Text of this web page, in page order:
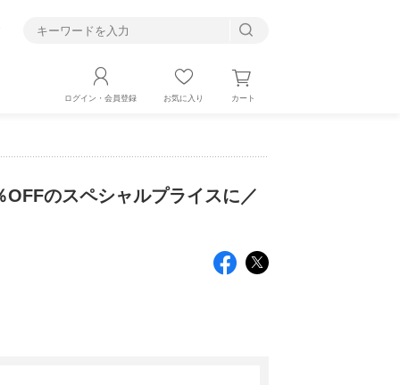
ログイン・会員登録 お気に入り カート
のスペシャルプライスに／